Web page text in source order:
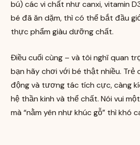
bú) các vi chất như canxi, vitamin
bé đã ăn dặm, thì có thể bắt đầu
thực phẩm giàu dưỡng chất.
Điều cuối cùng – và tôi nghĩ quan
bạn hãy chơi với bé thật nhiều. Trẻ
động và tương tác tích cực, càng
hệ thần kinh và thể chất. Nói vui
mà “nằm yên như khúc gỗ” thì khó